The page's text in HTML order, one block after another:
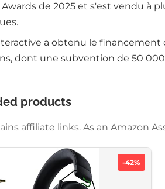
Awards de 2025 et s'est vendu à
a obtenu le financement
dont une subvention de 50 000
products
affiliate links. As an Amazon
-42%